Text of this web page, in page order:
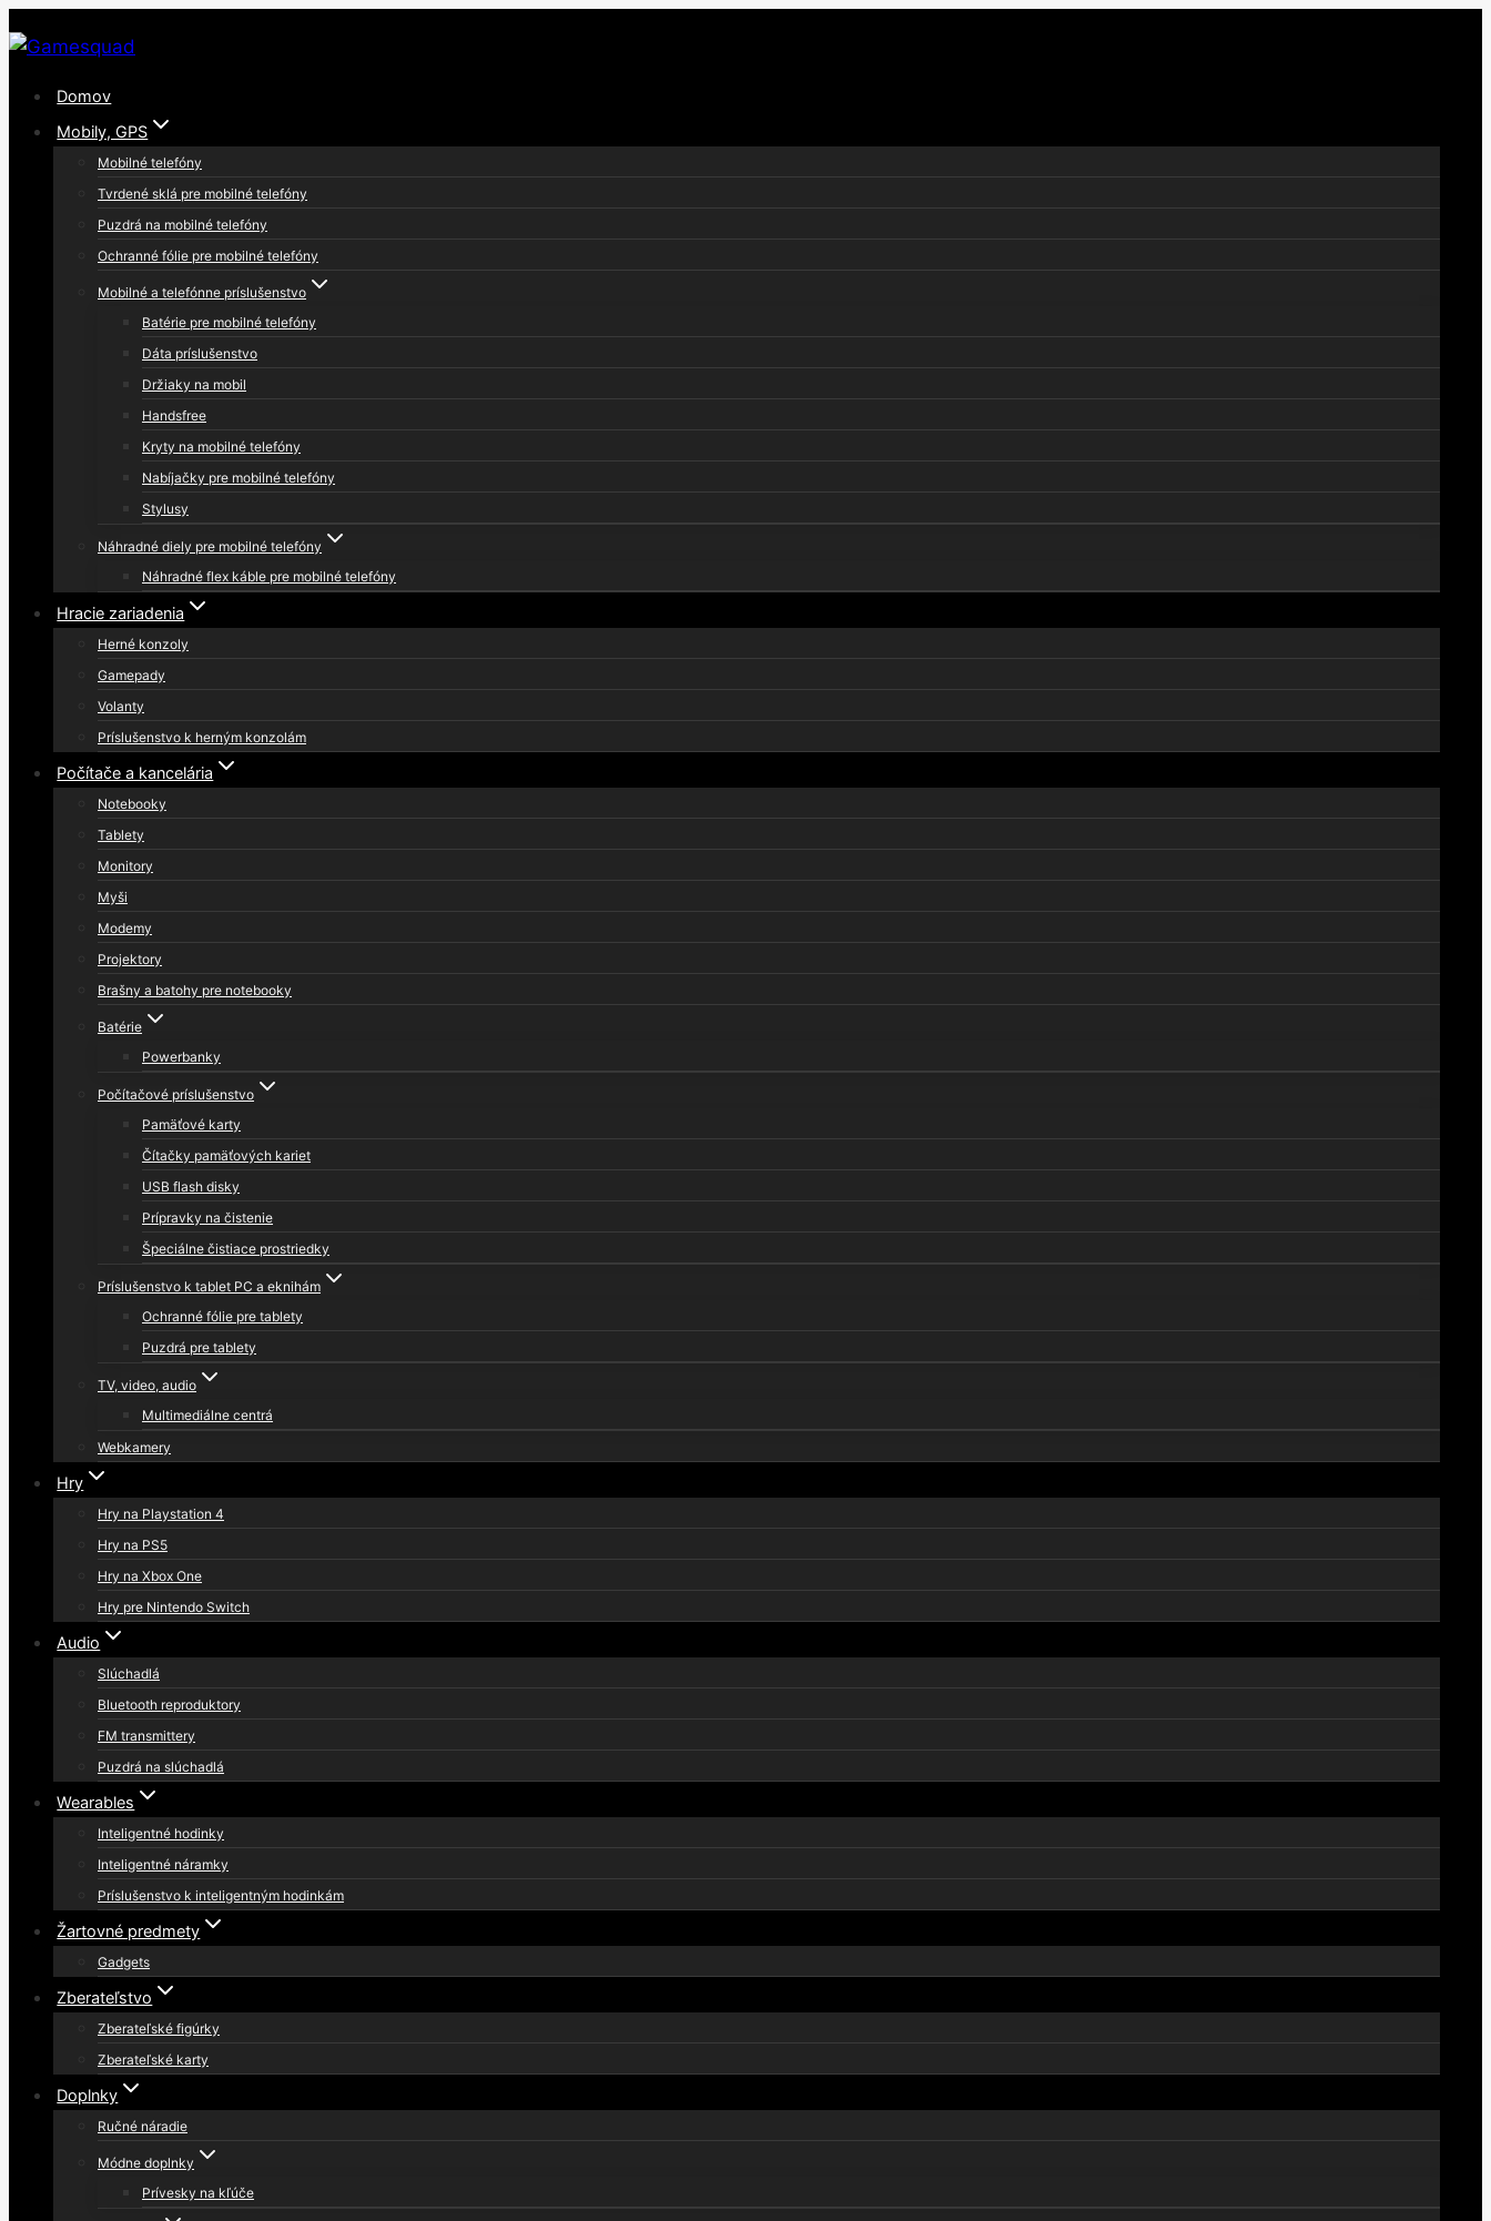
to
Domov
Mobily, GPS
Mobilné telefóny
Tvrdené sklá pre mobilné telefóny
Puzdrá na mobilné telefóny
Ochranné fólie pre mobilné telefóny
Mobilné a telefónne príslušenstvo
Batérie pre mobilné telefóny
Dáta príslušenstvo
Držiaky na mobil
Handsfree
Kryty na mobilné telefóny
Nabíjačky pre mobilné telefóny
Stylusy
Náhradné diely pre mobilné telefóny
Náhradné flex káble pre mobilné telefóny
Hracie zariadenia
Herné konzoly
Gamepady
Volanty
Príslušenstvo k herným konzolám
Počítače a kancelária
Notebooky
Tablety
Monitory
Myši
Modemy
Projektory
Brašny a batohy pre notebooky
Batérie
Powerbanky
Počítačové príslušenstvo
Pamäťové karty
Čítačky pamäťových kariet
USB flash disky
Prípravky na čistenie
Špeciálne čistiace prostriedky
Príslušenstvo k tablet PC a eknihám
Ochranné fólie pre tablety
Puzdrá pre tablety
TV, video, audio
Multimediálne centrá
Webkamery
Hry
Hry na Playstation 4
Hry na PS5
Hry na Xbox One
Hry pre Nintendo Switch
Audio
Slúchadlá
Bluetooth reproduktory
FM transmittery
Puzdrá na slúchadlá
Wearables
Inteligentné hodinky
Inteligentné náramky
Príslušenstvo k inteligentným hodinkám
Žartovné predmety
Gadgets
Zberateľstvo
Zberateľské figúrky
Zberateľské karty
Doplnky
Ručné náradie
Módne doplnky
Prívesky na kľúče